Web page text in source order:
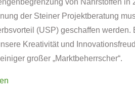
von Nährstoffen in
der Steiner Projektberatung
(USP) geschaffen
Kreativität und
großer „Marktbeherrscher“.